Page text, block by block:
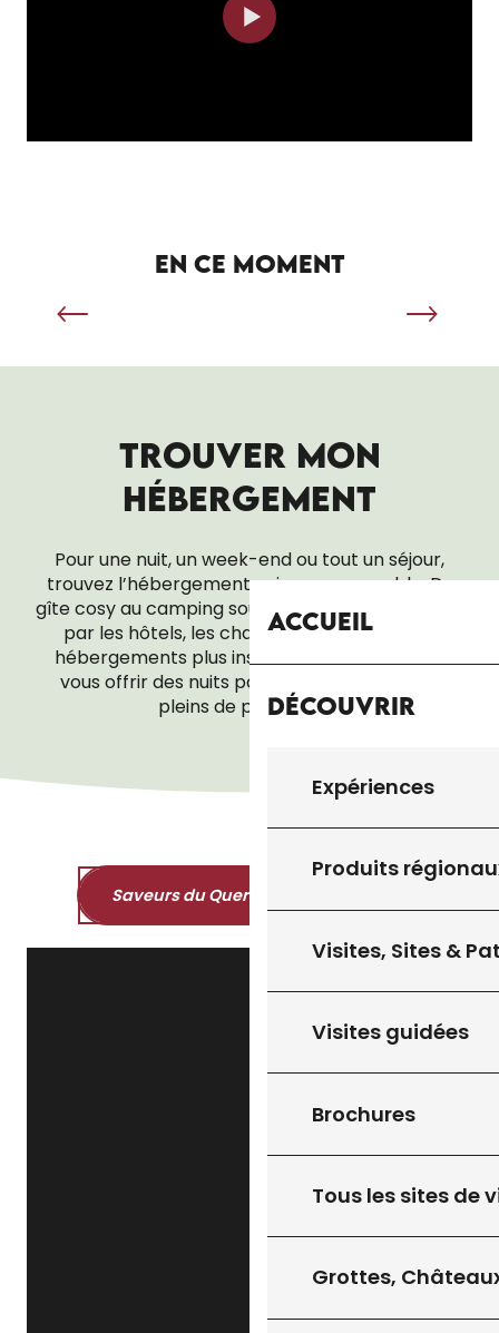
Accueil
Découvrir
Expériences
Produits
Visites, Sites &
Visites guidées
Brochures
Tous les sites de
Grottes,
EN CE MOMENT
TROUVER MON
HÉBERGEMENT
Pour une nuit, un week-end ou tout un séjour,
trouvez l’hébergement qui vous ressemble. Du
gîte cosy au camping sous les étoiles, en passant
par les hôtels, les chambres d’hôtes ou les
hébergements plus insolites, tout est là pour
vous offrir des nuits paisibles… et des réveils
pleins de promesses.
Saveurs du Quercy et du Périgord